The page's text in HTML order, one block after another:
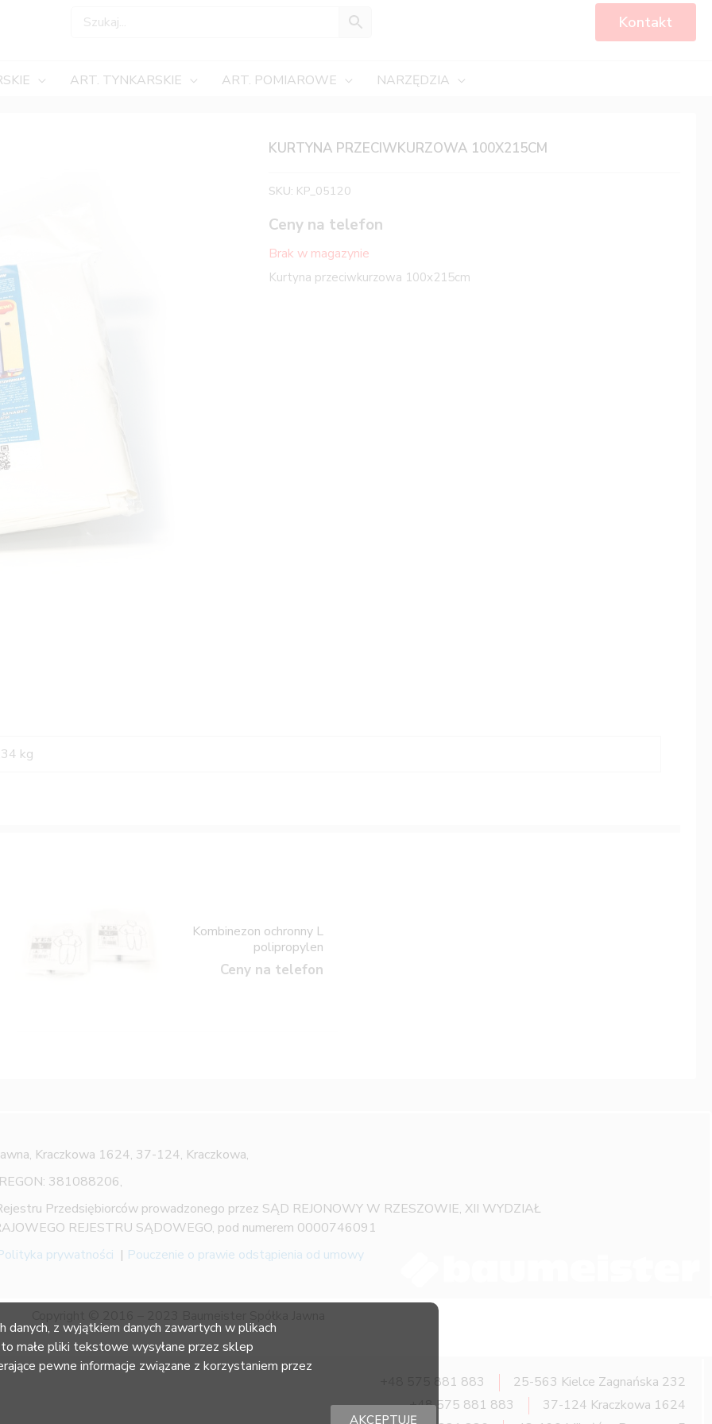
Kontakt
ART. TYNKARSKIE ART. POMIAROWE NARZĘDZIA
KURTYNA PRZECIWKURZOWA 100X215CM
SKU: KP_05120
Ceny na telefon
Brak w magazynie
Kurtyna przeciwkurzowa 100x215cm
kg
Kombinezon ochronny L
polipropylen
Ceny na telefon
Kraczkowa 1624, 37-124, Kraczkowa,
381088206,
Przedsiębiorców prowadzonego przez SĄD REJONOWY W RZESZOWIE, XII WYDZIAŁ
REJESTRU SĄDOWEGO, pod numerem 0000746091
prywatności | Pouczenie o prawie odstąpienia od umowy
+48 575 881 883
25-563 Kielce Zagnańska 232
+48 575 881 883
37-124 Kraczkowa 1624
z wyjątkiem danych zawartych w plikach
małe pliki tekstowe wysyłane przez sklep
pewne informacje związane z korzystaniem przez
AKCEPTUJĘ